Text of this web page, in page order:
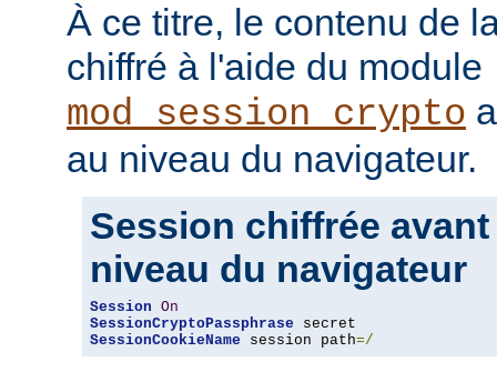
À ce titre, le contenu de
chiffré à l'aide du module
mod_session_crypto
au niveau du navigateur.
Session chiffrée
niveau du navigateur
Session On
SessionCryptoPassphrase
SessionCookieName session path=/